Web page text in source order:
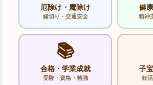
厄除け・魔除け
縁切り・交通安全
健
精神
📚
合格・学業成就
受験・資格・勉強
子
妊